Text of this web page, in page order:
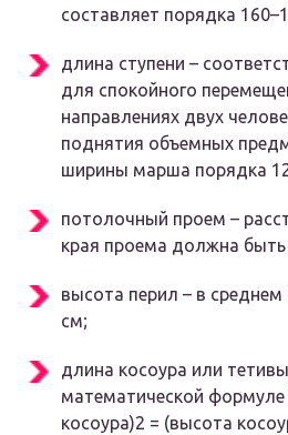
составляет порядка
длина ступени –
для спокойного
направлениях двух
поднятия объемных
ширины марша порядка
потолочный проем –
края проема должна быть
высота перил – в среднем
см;
длина косоура или
математической
косоура)2 = (высота